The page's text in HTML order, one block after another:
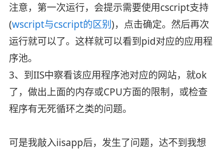
注意，第一次运行，会提示需要使用cscript支持
(wscript与cscript的区别)，点击确定。然后再次
运行就可以了。这样就可以看到pid对应的应用程
序池。
3、到IIS中察看该应用程序池对应的网站，就ok
了，做出上面的内存或CPU方面的限制，或检查
程序有无死循环之类的问题。
可是我敲入iisapp后，发生了问题，达不到我想